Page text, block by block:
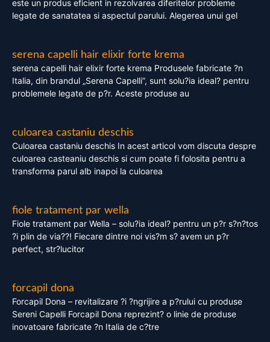
este un produs eficient in rezolvarea diferitelor probleme
legate de sanatatea si aspectul parului. Alegerea unui gel
serena capelli hair elixir forte krema
serena capelli hair elixir forte krema Produsele fabricate ?n
Italia, din brandul „Serena Capelli”, sunt solu?ia ideal? pentru
problemele legate de p?r. Aceste produse au
culoarea castaniu deschis
Culoarea castaniu deschis In acest articol vom discuta despre
culoarea casteaniu deschis si cum poate fi folosita pentru a
transforma parul alb inapoi la culoarea
fiole tratament par wella
Fiole tratament par Wella – solu?ia ideal? pentru un p?r s?n?tos
?i plin de via??! Fiecare dintre noi vis?m s? avem un p?r
perfect, str?lucitor
forcapil dona
Forcapil Dona – revitalizare ?i ?ngrijire a p?rului cu produse
Sereni Capelli Forcapil Dona reprezint? o linie de produse
inovatoare fabricate ?n Italia de c?tre